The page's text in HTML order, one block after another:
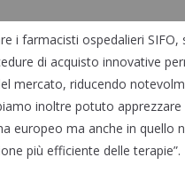
i farmacisti ospedalieri
di acquisto innovative
mercato, riducendo
inoltre potuto
europeo ma anche in quello
più efficiente delle terapie”.